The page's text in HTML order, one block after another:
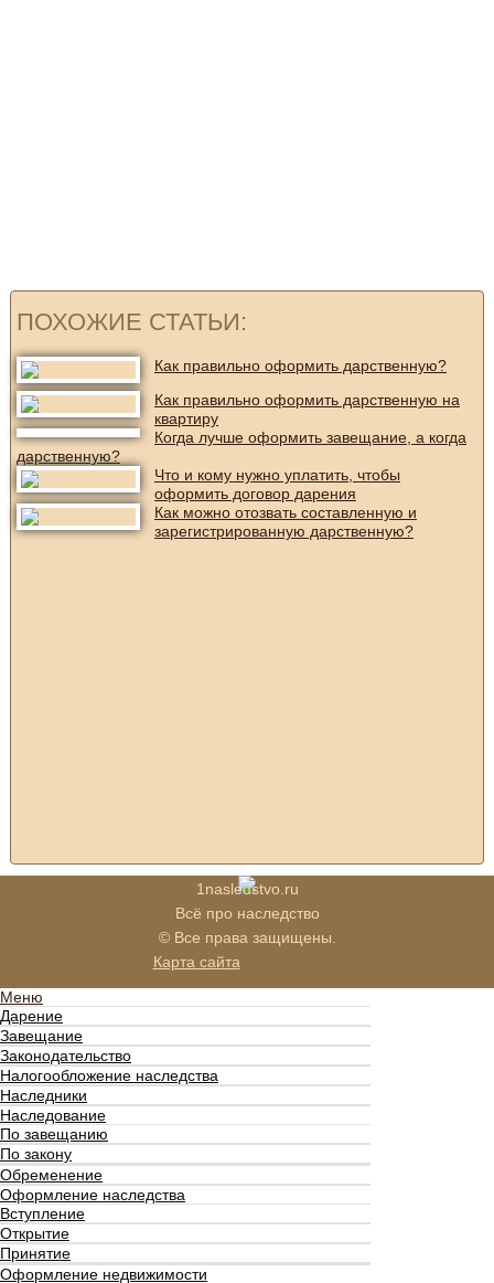
ПОХОЖИЕ СТАТЬИ:
Как правильно оформить дарственную?
Как правильно оформить дарственную на
квартиру
Когда лучше оформить завещание, а когда
дарственную?
Что и кому нужно уплатить, чтобы
оформить договор дарения
Как можно отозвать составленную и
зарегистрированную дарственную?
1nasledstvo.ru
Всё про наследство
© Все права защищены.
Карта сайта
Меню
Дарение
Завещание
Законодательство
Налогообложение наследства
Наследники
Наследование
По завещанию
По закону
Обременение
Оформление наследства
Вступление
Открытие
Принятие
Оформление недвижимости